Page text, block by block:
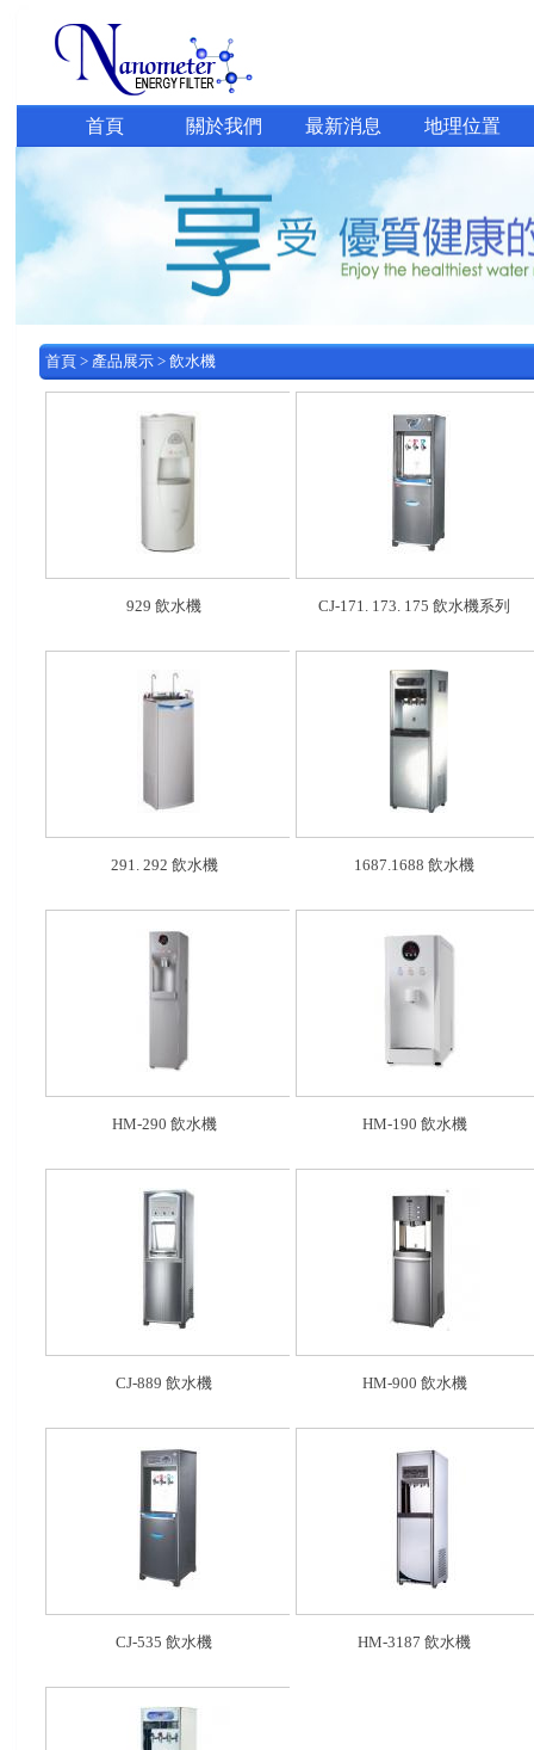
首頁 關於我們 最新消息 地理位置
首頁> 產品展示> 飲水機
929 飲水機 CJ-171. 173. 175 飲水機系列
291. 292 飲水機 1687.1688 飲水機
HM-290 飲水機 HM-190 飲水機
CJ-889 飲水機 HM-900 飲水機
CJ-535 飲水機 HM-3187 飲水機